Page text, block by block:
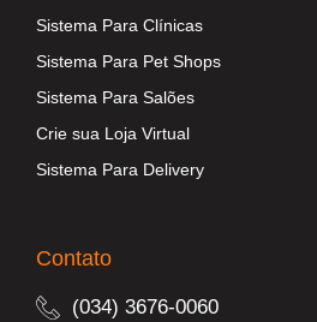
Sistema Para Clínicas
Sistema Para Pet Shops
Sistema Para Salões
Crie sua Loja Virtual
Sistema Para Delivery
Contato
(034) 3676-0060